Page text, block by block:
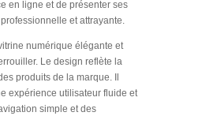
en ligne et de présenter ses
et attrayante.
numérique élégante et
Le design reflète la
produits de la marque. Il
expérience utilisateur fluide et
simple et des